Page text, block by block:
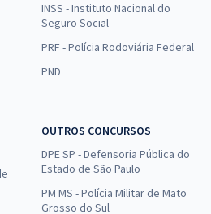
INSS - Instituto Nacional do
Seguro Social
PRF - Polícia Rodoviária Federal
PND
OUTROS CONCURSOS
DPE SP - Defensoria Pública do
Estado de São Paulo
PM MS - Polícia Militar de Mato
Grosso do Sul